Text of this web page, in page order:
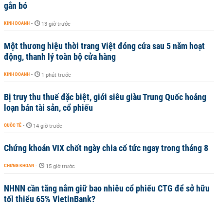
gắn bó
KINH DOANH - 13 giờ trước
Một thương hiệu thời trang Việt đóng cửa sau 5 năm hoạt
động, thanh lý toàn bộ cửa hàng
KINH DOANH - 1 phút trước
Bị truy thu thuế đặc biệt, giới siêu giàu Trung Quốc hoảng
loạn bán tài sản, cổ phiếu
QUỐC TẾ - 14 giờ trước
Chứng khoán VIX chốt ngày chia cổ tức ngay trong tháng 8
CHỨNG KHOÁN - 15 giờ trước
NHNN cần tăng nắm giữ bao nhiêu cổ phiếu CTG để sở hữu
tối thiểu 65% VietinBank?